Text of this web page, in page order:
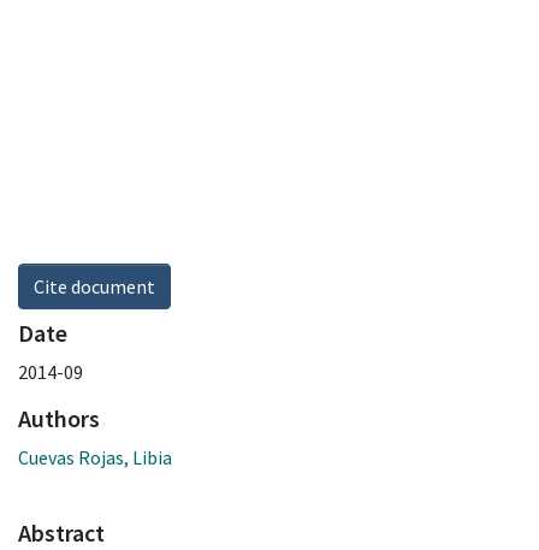
Cite document
Date
2014-09
Authors
Cuevas Rojas, Libia
Abstract